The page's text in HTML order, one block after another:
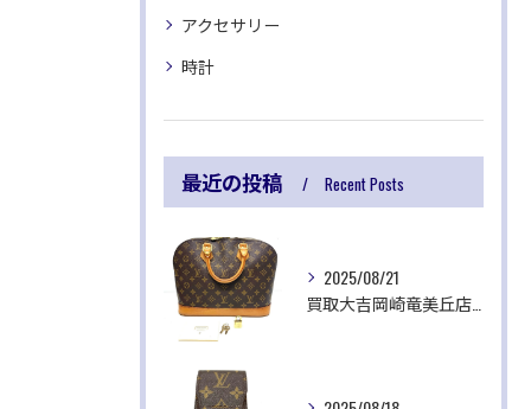
アクセサリー
時計
最近の投稿 Recent Posts
2025/08/21